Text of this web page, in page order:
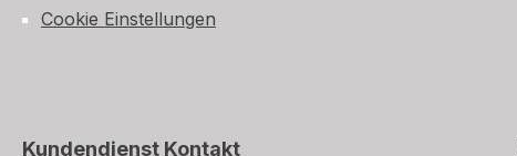
Cookie Einstellungen
Kundendienst Kontakt